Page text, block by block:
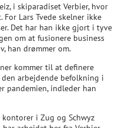
i skiparadiset Verbier, hvor
Lars Tvede skelner ikke
Det har han ikke gjort i tyve
om at fusionere business
han drømmer om.
kommer til at definere
arbejdende befolkning i
pandemien, indleder han
i Zug og Schwyz